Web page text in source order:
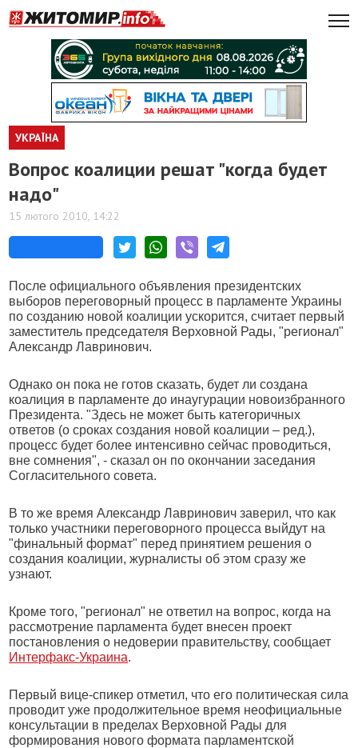
УКРАЇНА
Вопрос коалиции решат "когда будет
надо"
15 лютого 2010, 14:22
После официального объявления президентских
выборов переговорный процесс в парламенте Украины
по созданию новой коалиции ускорится, считает первый
заместитель председателя Верховной Рады, "регионал"
Александр Лавринович.
Однако он пока не готов сказать, будет ли создана
коалиция в парламенте до инаугурации новоизбранного
Президента. "Здесь не может быть категоричных
ответов (о сроках создания новой коалиции – ред.),
процесс будет более интенсивно сейчас проводиться,
вне сомнения", - сказал он по окончании заседания
Согласительного совета.
В то же время Александр Лавринович заверил, что как
только участники переговорного процесса выйдут на
"финальный формат" перед принятием решения о
создания коалиции, журналисты об этом сразу же
узнают.
Кроме того, "регионал" не ответил на вопрос, когда на
рассмотрение парламента будет внесен проект
постановления о недоверии правительству, сообщает
Интерфакс-Украина.
Первый вице-спикер отметил, что его политическая сила
проводит уже продолжительное время неофициальные
консультации в пределах Верховной Рады для
формирования нового формата парламентской